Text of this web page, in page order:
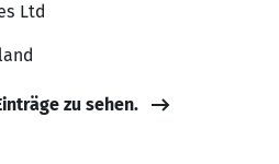
Ltd
zu sehen.